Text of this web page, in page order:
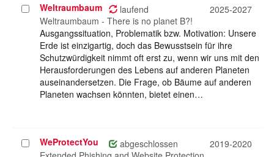
Projekt
auswählen
Weltraumbaum laufend
2025-2027
Weltraumbaum - There is no planet B?!
Ausgangssituation, Problematik bzw. Motivation: Unsere
Erde ist einzigartig, doch das Bewusstsein für ihre
Schutzwürdigkeit nimmt oft erst zu, wenn wir uns mit den
Herausforderungen des Lebens auf anderen Planeten
auseinandersetzen. Die Frage, ob Bäume auf anderen
Planeten wachsen könnten, bietet einen…
ProjektWeProtectYou abgeschlossen
2019-2020